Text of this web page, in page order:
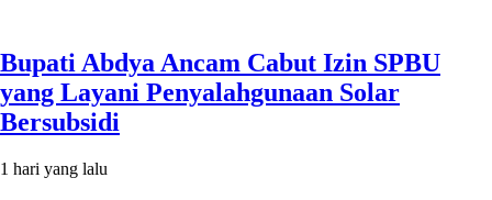
Bupati Abdya Ancam Cabut Izin SPBU
yang Layani Penyalahgunaan Solar
Bersubsidi
1 hari yang lalu